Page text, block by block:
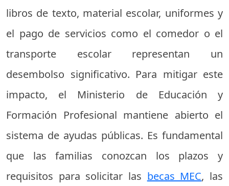
libros de texto, material escolar, uniformes y
el pago de servicios como el comedor o el
transporte escolar representan un
desembolso significativo. Para mitigar este
impacto, el Ministerio de Educación y
Formación Profesional mantiene abierto el
sistema de ayudas públicas. Es fundamental
que las familias conozcan los plazos y
requisitos para solicitar las becas MEC, las